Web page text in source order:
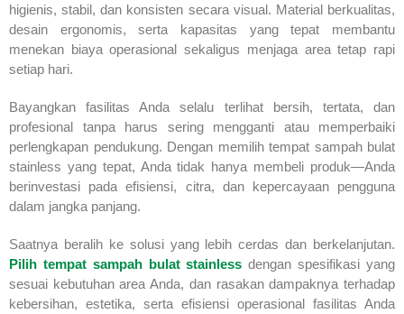
higienis, stabil, dan konsisten secara visual. Material berkualitas,
desain ergonomis, serta kapasitas yang tepat membantu
menekan biaya operasional sekaligus menjaga area tetap rapi
setiap hari.
Bayangkan fasilitas Anda selalu terlihat bersih, tertata, dan
profesional tanpa harus sering mengganti atau memperbaiki
perlengkapan pendukung. Dengan memilih tempat sampah bulat
stainless yang tepat, Anda tidak hanya membeli produk—Anda
berinvestasi pada efisiensi, citra, dan kepercayaan pengguna
dalam jangka panjang.
Saatnya beralih ke solusi yang lebih cerdas dan berkelanjutan.
Pilih tempat sampah bulat stainless dengan spesifikasi yang
sesuai kebutuhan area Anda, dan rasakan dampaknya terhadap
kebersihan, estetika, serta efisiensi operasional fasilitas Anda